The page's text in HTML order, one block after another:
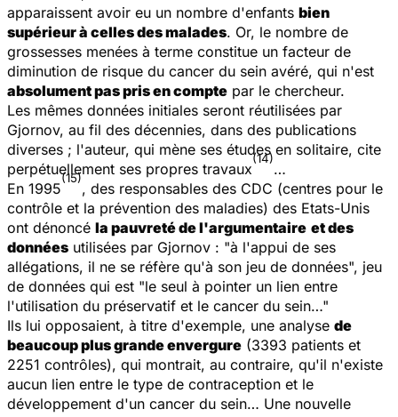
apparaissent avoir eu un nombre d'enfants bien
supérieur à celles des malades. Or, le nombre de
grossesses menées à terme constitue un facteur de
diminution de risque du cancer du sein avéré, qui n'est
absolument pas pris en compte par le chercheur.
Les mêmes données initiales seront réutilisées par
Gjornov, au fil des décennies, dans des publications
diverses ; l'auteur, qui mène ses études en solitaire, cite
perpétuellement ses propres travaux
(14)
…
En 1995
(15)
, des responsables des CDC (centres pour le
contrôle et la prévention des maladies) des Etats-Unis
ont dénoncé la pauvreté de l'argumentaire et des
données utilisées par Gjornov : "à l'appui de ses
allégations, il ne se réfère qu'à son jeu de données", jeu
de données qui est "le seul à pointer un lien entre
l'utilisation du préservatif et le cancer du sein…"
Ils lui opposaient, à titre d'exemple, une analyse de
beaucoup plus grande envergure (3393 patients et
2251 contrôles), qui montrait, au contraire, qu'il n'existe
aucun lien entre le type de contraception et le
développement d'un cancer du sein… Une nouvelle